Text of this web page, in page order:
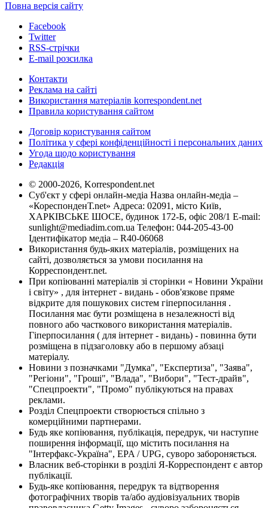
Повна версія сайту
Facebook
Twitter
RSS-стрічки
E-mail розсилка
Контакти
Реклама на сайті
Використання матеріалів korrespondent.net
Правила користування сайтом
Договір користування сайтом
Політика у сфері конфіденційності і персональних даних
Угода щодо користування
Редакція
© 2000-2026, Korrespondent.net
Суб'єкт у сфері онлайн-медіа Назва онлайн-медіа –
«КореспонденТ.net» Адреса: 02091, місто Київ,
ХАРКІВСЬКЕ ШОСЕ, будинок 172-Б, офіс 208/1 E-mail:
sunlight@mediadim.com.ua Телефон: 044-205-43-00
Ідентифікатор медіа – R40-06068
Використання будь-яких матеріалів, розміщених на
сайті, дозволяється за умови посилання на
Корреспондент.net.
При копіюванні матеріалів зі сторінки « Новини України
і світу» , для інтернет - видань - обов'язкове пряме
відкрите для пошукових систем гіперпосилання .
Посилання має бути розміщена в незалежності від
повного або часткового використання матеріалів.
Гіперпосилання ( для інтернет - видань) - повинна бути
розміщена в підзаголовку або в першому абзаці
матеріалу.
Новини з позначками "Думка", "Експертиза", "Заява",
"Регіони", "Гроші", "Влада", "Вибори", "Тест-драйв",
"Спецпроекти", "Промо" публікуються на правах
реклами.
Розділ Спецпроекти створюється спільно з
комерційними партнерами.
Будь яке копіювання, публікація, передрук, чи наступне
поширення інформації, що містить посилання на
"Інтерфакс-Україна", EPA / UPG, суворо забороняється.
Власник веб-сторінки в розділі Я-Корреспондент є автор
публікації.
Будь-яке копіювання, передрук та відтворення
фотографічних творів та/або аудіовізуальних творів